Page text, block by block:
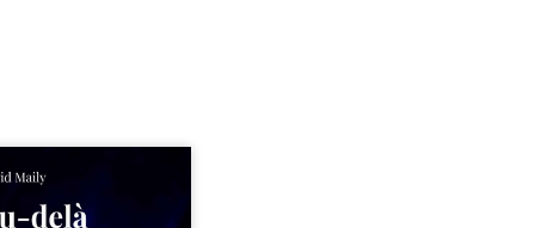
un milieu populaire où
et les fractures
tenaient lieu de